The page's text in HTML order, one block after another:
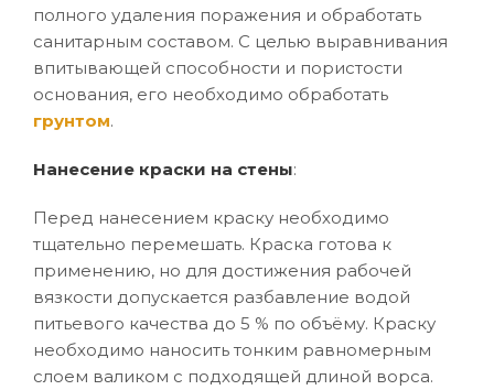
полного удаления поражения и обработать
санитарным составом. С целью выравнивания
впитывающей способности и пористости
основания, его необходимо обработать
грунтом.
Нанесение краски на стены:
Перед нанесением краску необходимо
тщательно перемешать. Краска готова к
применению, но для достижения рабочей
вязкости допускается разбавление водой
питьевого качества до 5 % по объёму. Краску
необходимо наносить тонким равномерным
слоем валиком с подходящей длиной ворса.